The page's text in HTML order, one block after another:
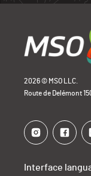
2026 © MSO LLC.
Route de Delémont
Interface